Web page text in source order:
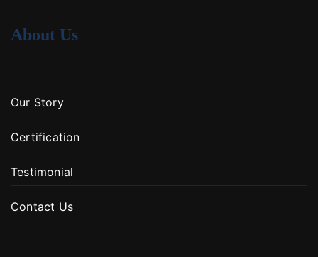
About Us
Our Story
Certification
Testimonial
Contact Us